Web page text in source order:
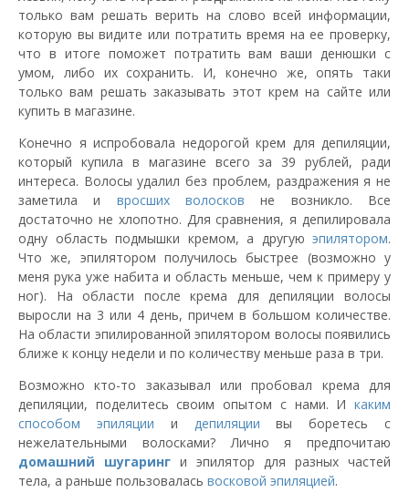
только вам решать верить на слово всей информации,
которую вы видите или потратить время на ее проверку,
что в итоге поможет потратить вам ваши денюшки с
умом, либо их сохранить. И, конечно же, опять таки
только вам решать заказывать этот крем на сайте или
купить в магазине.
Конечно я испробовала недорогой крем для депиляции,
который купила в магазине всего за 39 рублей, ради
интереса. Волосы удалил без проблем, раздражения я не
заметила и вросших волосков не возникло. Все
достаточно не хлопотно. Для сравнения, я депилировала
одну область подмышки кремом, а другую эпилятором.
Что же, эпилятором получилось быстрее (возможно у
меня рука уже набита и область меньше, чем к примеру у
ног). На области после крема для депиляции волосы
выросли на 3 или 4 день, причем в большом количестве.
На области эпилированной эпилятором волосы появились
ближе к концу недели и по количеству меньше раза в три.
Возможно кто-то заказывал или пробовал крема для
депиляции, поделитесь своим опытом с нами. И каким
способом эпиляции и депиляции вы боретесь с
нежелательными волосками? Лично я предпочитаю
домашний
шугаринг и эпилятор для разных частей
тела, а раньше пользовалась восковой эпиляцией.